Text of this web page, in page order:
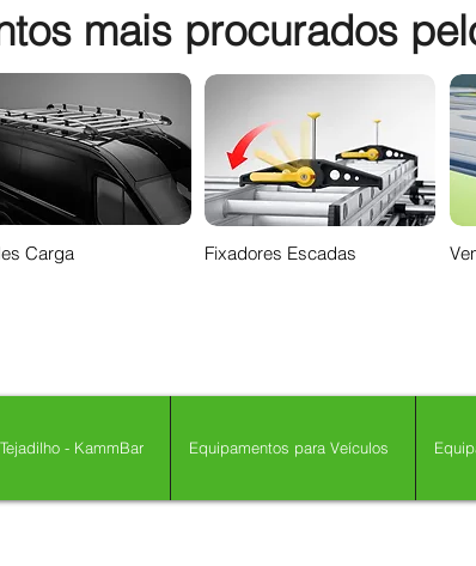
mais procurados
Carga Fixadores Escadas
- KammBar Equipamentos para Veículos